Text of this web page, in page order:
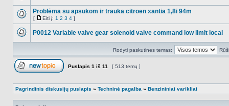
NO_UNREAD_POSTS
Problėma su apsukom ir trauka citroen xantia 1,8i 94m
[
Eiti
Eiti į: 1 2 3 4 ]
P0012 Variable valve gear solenoid valve command low limit local
Rodyti paskutines temas:
Puslapis 1 iš 11 [ 513 temų ]
Pagrindinis diskusijų puslapis » Techninė pagalba » Benzininiai varikliai